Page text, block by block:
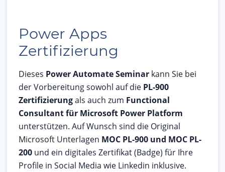
Power Apps
Zertifizierung
Dieses Power Automate Seminar kann Sie bei
der Vorbereitung sowohl auf die PL-900
Zertifizierungals auch zum Functional
Consultant für Microsoft Power Platform
unterstützen. Auf Wunsch sind die Original
Microsoft Unterlagen MOC PL-900 und MOC PL-
200 und ein digitales Zertifikat (Badge) für Ihre
Profile in Social Media wie Linkedin inklusive.